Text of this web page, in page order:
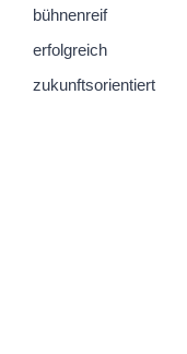
bühnenreif
erfolgreich
zukunftsorientiert